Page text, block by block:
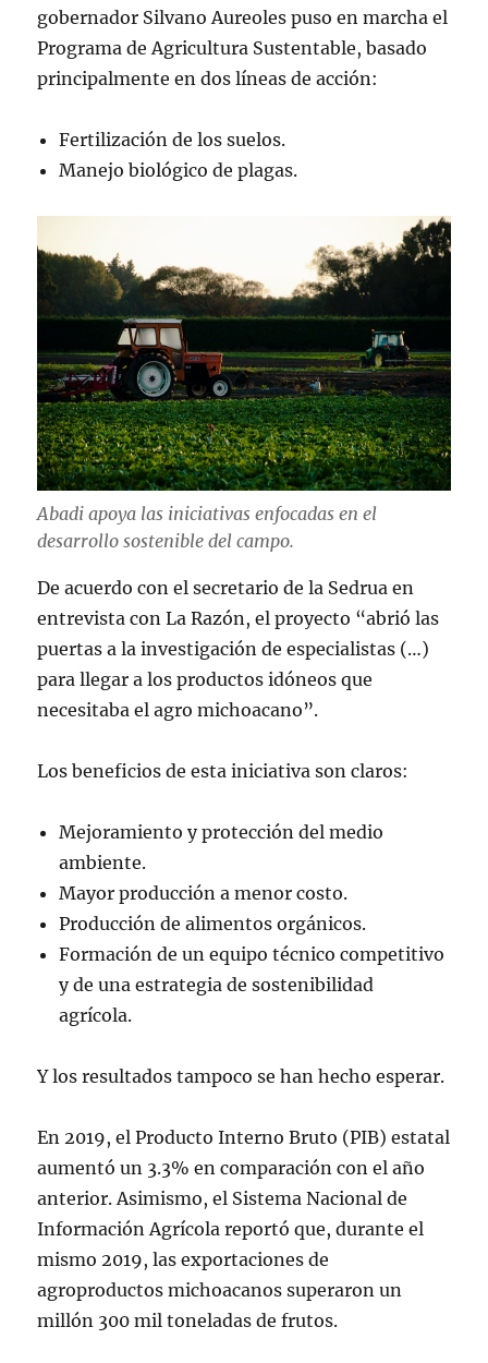
gobernador Silvano Aureoles puso en marcha el
Programa de Agricultura Sustentable, basado
principalmente en dos líneas de acción:
Fertilización de los suelos.
Manejo biológico de plagas.
Abadi apoya las iniciativas enfocadas en el
desarrollo sostenible del campo.
De acuerdo con el secretario de la Sedrua en
entrevista con La Razón, el proyecto “abrió las
puertas a la investigación de especialistas (…)
para llegar a los productos idóneos que
necesitaba el agro michoacano”.
Los beneficios de esta iniciativa son claros:
Mejoramiento y protección del medio
ambiente.
Mayor producción a menor costo.
Producción de alimentos orgánicos.
Formación de un equipo técnico competitivo
y de una estrategia de sostenibilidad
agrícola.
Y los resultados tampoco se han hecho esperar.
En 2019, el Producto Interno Bruto (PIB) estatal
aumentó un 3.3% en comparación con el año
anterior. Asimismo, el Sistema Nacional de
Información Agrícola reportó que, durante el
mismo 2019, las exportaciones de
agroproductos michoacanos superaron un
millón 300 mil toneladas de frutos.